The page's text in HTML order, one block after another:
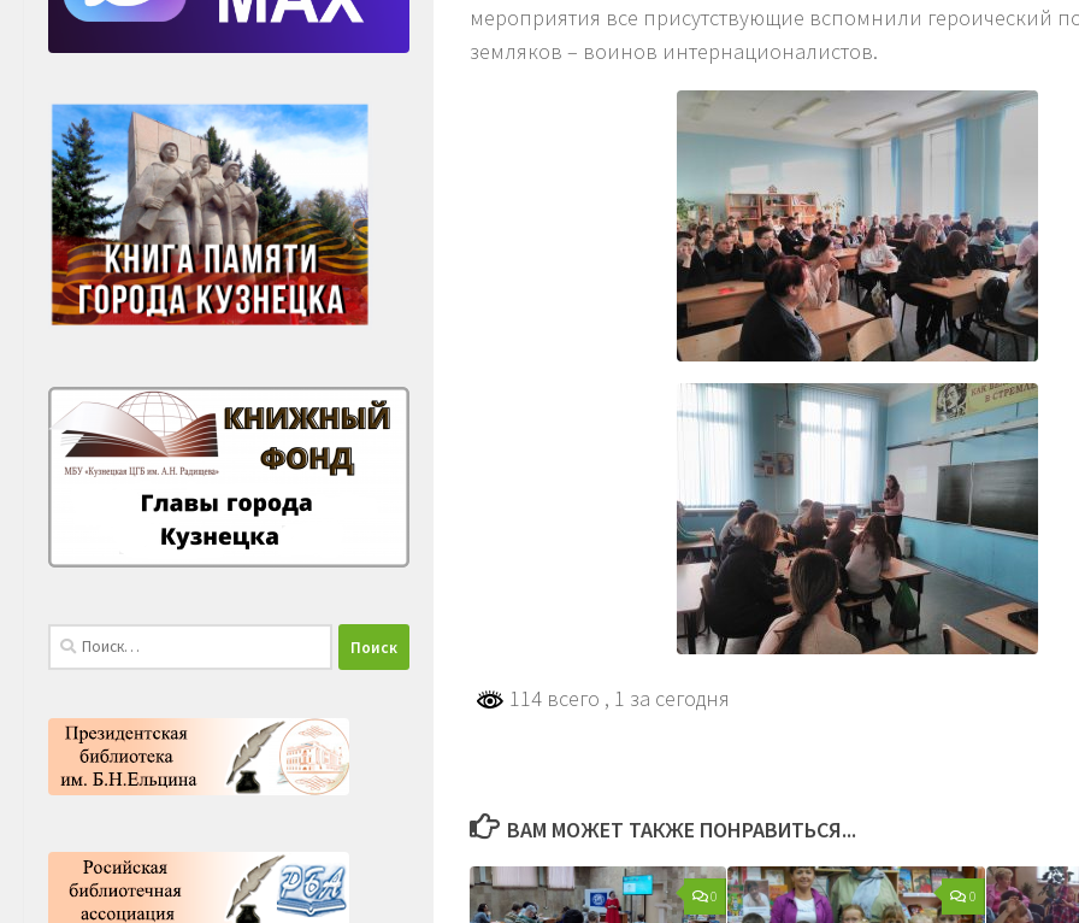
мероприятия все присутствующие вспомнили героический
земляков – воинов интернационалистов.
114 всего , 1 за сегодня
ВАМ МОЖЕТ ТАКЖЕ ПОНРАВИТЬСЯ...
0 0
Найти: